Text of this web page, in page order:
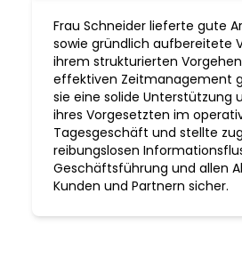
Frau Schneider lieferte gute
sowie gründlich aufbereitete
ihrem strukturierten
effektiven Zeitmanagement
sie eine solide Unterstützung
ihres Vorgesetzten im
Tagesgeschäft und stellte
reibungslosen
Geschäftsführung und allen
Kunden und Partnern sicher.